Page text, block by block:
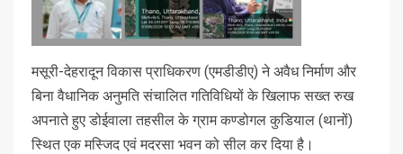
मसूरी-देहरादून विकास प्राधिकरण (एमडीडीए) ने अवैध निर्माण और
बिना वैधानिक अनुमति संचालित गतिविधियों के खिलाफ सख्त रुख
अपनाते हुए डोईवाला तहसील के ग्राम कण्डोगल कुडियाल (थानों)
स्थित एक मस्जिद एवं मदरसा भवन को सील कर दिया है।